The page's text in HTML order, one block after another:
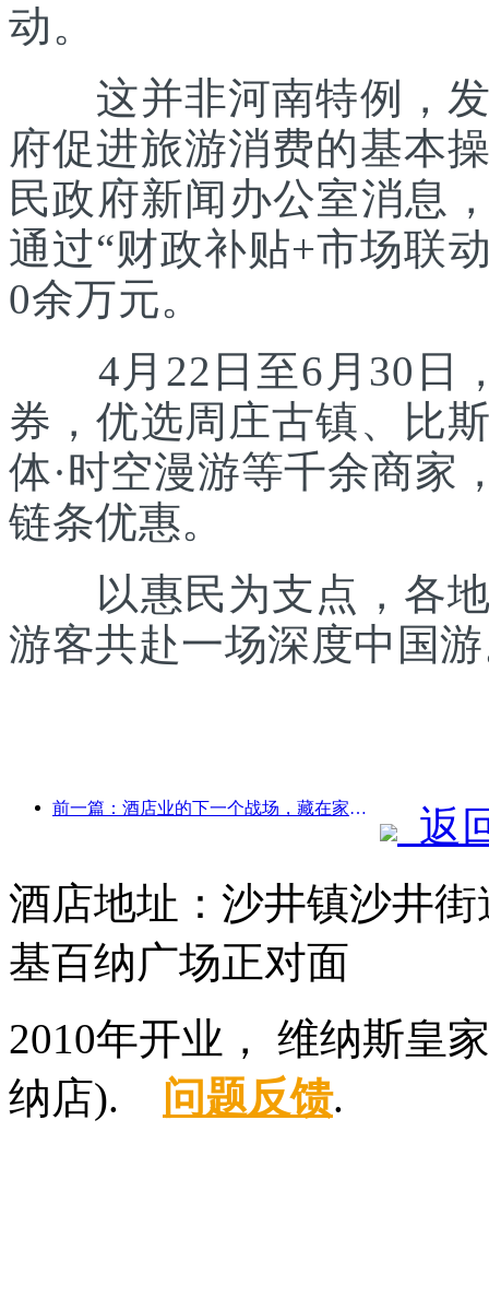
动。
这并非河南特例，发
府促进旅游消费的基本
民政府新闻办公室消息
通过“财政补贴+市场联
0余万元。
4月22日至6月30日，
券，优选周庄古镇、比
体·时空漫游等千余商家
链条优惠。
以惠民为支点，各地
游客共赴一场深度中国
前一篇：酒店业的下一个战场，藏在家具的可持续基因里
返
酒店地址：沙井镇沙井
基百纳广场正对面
2010年开业， 维纳斯皇
纳店). 问题反馈.